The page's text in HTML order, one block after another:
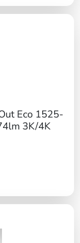
Eco 1525-
3K/4K